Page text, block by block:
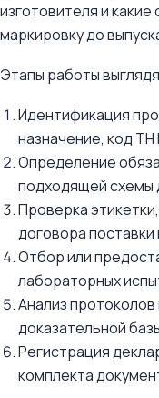
изготовителя и
маркировку до
Этапы работы
Идентификация
назначение, код
Определение
подходящей схемы
Проверка
договора
Отбор или
лабораторных
Анализ
доказательной
Регистрация
комплекта